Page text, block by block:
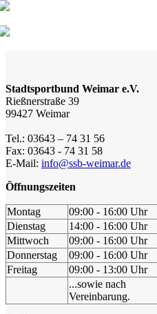
Stadtsportbund Weimar e.V.
Rießnerstraße 39
99427 Weimar
Tel.: 03643 – 74 31 56
Fax: 03643 - 74 31 58
E-Mail: info@ssb-weimar.de
Öffnungszeiten
Montag
09:00 - 16:00 Uhr
Dienstag
14:00 - 16:00 Uhr
Mittwoch
09:00 - 16:00 Uhr
Donnerstag
09:00 - 16:00 Uhr
Freitag
09:00 - 13:00 Uhr
...sowie nach
Vereinbarung.